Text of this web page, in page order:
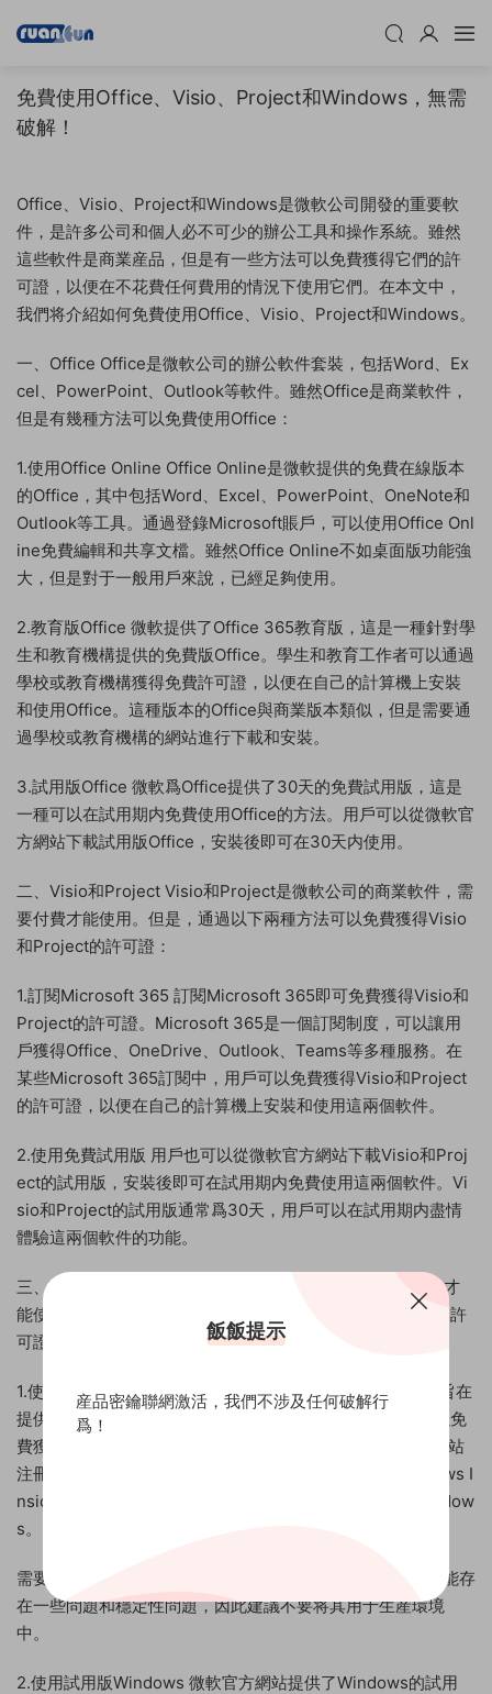
免費使用Office、Visio、Project和Windows，無需
破解！
Office、Visio、Project和Windows是微軟公司開發的重要軟
件，是許多公司和個人必不可少的辦公工具和操作系統。雖然
這些軟件是商業産品，但是有一些方法可以免費獲得它們的許
可證，以便在不花費任何費用的情況下使用它們。在本文中，
我們将介紹如何免費使用Office、Visio、Project和Windows。
一、Office Office是微軟公司的辦公軟件套裝，包括Word、Ex
cel、PowerPoint、Outlook等軟件。雖然Office是商業軟件，
但是有幾種方法可以免費使用Office：
1.使用Office Online Office Online是微軟提供的免費在線版本
的Office，其中包括Word、Excel、PowerPoint、OneNote和
Outlook等工具。通過登錄Microsoft賬戶，可以使用Office Onl
ine免費編輯和共享文檔。雖然Office Online不如桌面版功能強
大，但是對于一般用戶來說，已經足夠使用。
2.教育版Office 微軟提供了Office 365教育版，這是一種針對學
生和教育機構提供的免費版Office。學生和教育工作者可以通過
學校或教育機構獲得免費許可證，以便在自己的計算機上安裝
和使用Office。這種版本的Office與商業版本類似，但是需要通
過學校或教育機構的網站進行下載和安裝。
3.試用版Office 微軟爲Office提供了30天的免費試用版，這是
一種可以在試用期内免費使用Office的方法。用戶可以從微軟官
方網站下載試用版Office，安裝後即可在30天内使用。
二、Visio和Project Visio和Project是微軟公司的商業軟件，需
要付費才能使用。但是，通過以下兩種方法可以免費獲得Visio
和Project的許可證：
1.訂閱Microsoft 365 訂閱Microsoft 365即可免費獲得Visio和
Project的許可證。Microsoft 365是一個訂閱制度，可以讓用
戶獲得Office、OneDrive、Outlook、Teams等多種服務。在
某些Microsoft 365訂閱中，用戶可以免費獲得Visio和Project
的許可證，以便在自己的計算機上安裝和使用這兩個軟件。
2.使用免費試用版 用戶也可以從微軟官方網站下載Visio和Proj
ect的試用版，安裝後即可在試用期内免費使用這兩個軟件。Vi
sio和Project的試用版通常爲30天，用戶可以在試用期内盡情
體驗這兩個軟件的功能。
三、Windows Windows是微軟公司的操作系統，需要付費才
能使用。但是，通過以下兩種方法可以免費獲得Windows的許
可證：
1.使用Windows Insider計劃 Windows Insider計劃是一個旨在
提供早期Windows版本的測試版和更新的計劃，參與者可以免
費獲得Windows的許可證。用戶可以在Windows Insider網站
注冊成爲Windows Insider參與者，然後下載并安裝Windows I
nsider預覽版，這樣就可以在自己的計算機上免費使用Window
s。
需要注意的是，Windows Insider計劃提供的是預覽版，可能存
在一些問題和穩定性問題，因此建議不要将其用于生産環境
中。
2.使用試用版Windows 微軟官方網站提供了Windows的試用
飯飯提示
産品密鑰聯網激活，我們不涉及任何破解行
爲！